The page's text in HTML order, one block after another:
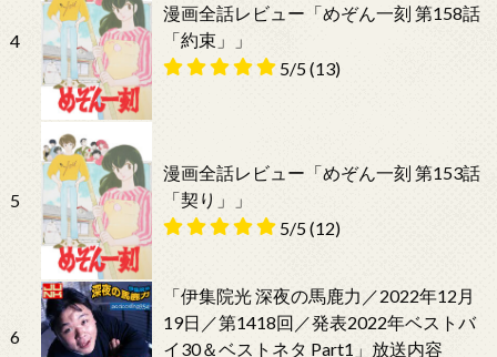
4
漫画全話レビュー「めぞん一刻 第158話
「約束」」
5/5(13)
5
漫画全話レビュー「めぞん一刻 第153話
「契り」」
5/5(12)
6
「伊集院光 深夜の馬鹿力／2022年12月
19日／第1418回／発表2022年ベストバ
イ30＆ベストネタ Part1」放送内容